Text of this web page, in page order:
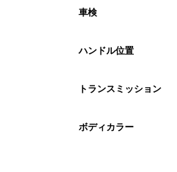
車検
ハンドル位置
トランスミッション
ボディカラー